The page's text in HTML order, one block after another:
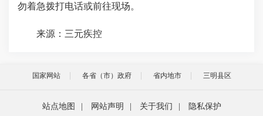
勿着急拨打电话或前往现场。
来源：三元疾控
国家网站 各省（市）政府 省内地市 三明县区
站点地图 网站声明 关于我们
隐私保护